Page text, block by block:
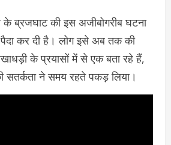
ब्रजघाट की इस अजीबोगरीब घटना
कर दी है। लोग इसे अब तक की
के प्रयासों में से एक बता रहे हैं,
सतर्कता ने समय रहते पकड़ लिया।